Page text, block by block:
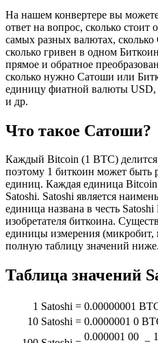
На нашем конвертере вы
ответ на вопрос, сколько
самых разных валютах,
сколько гривен в одном
прямое и обратное
сколько нужно Сатоши или
единицу фиатной валюты
и др.
Что такое Сатоши?
Каждый Bitcoin (1 BTC) делится
поэтому 1 биткоин может быть
единиц. Каждая единица
Satoshi. Satoshi является
единица названа в честь
изобретателя биткоина.
единицы измерения
полную таблицу значений ниже.
Таблица значений
1 Satoshi = 0.00000001
10 Satoshi = 0.0000001 0
0.000001 00